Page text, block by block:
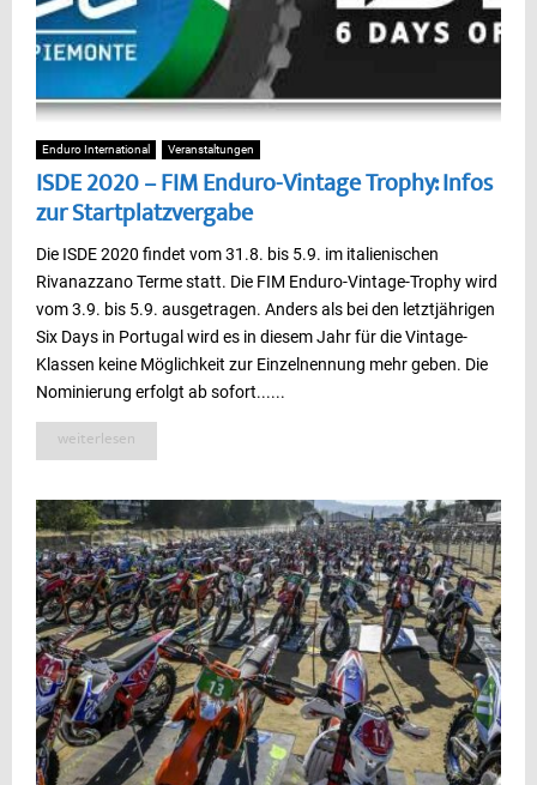
Enduro International Veranstaltungen
ISDE 2020 – FIM Enduro-Vintage Trophy: Infos
zur Startplatzvergabe
Die ISDE 2020 findet vom 31.8. bis 5.9. im italienischen
Rivanazzano Terme statt. Die FIM Enduro-Vintage-Trophy wird
vom 3.9. bis 5.9. ausgetragen. Anders als bei den letztjährigen
Six Days in Portugal wird es in diesem Jahr für die Vintage-
Klassen keine Möglichkeit zur Einzelnennung mehr geben. Die
Nominierung erfolgt ab sofort......
weiterlesen